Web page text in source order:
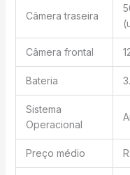
Câmera traseira
Câmera frontal
Bateria
Sistema
Operacional
Preço médio